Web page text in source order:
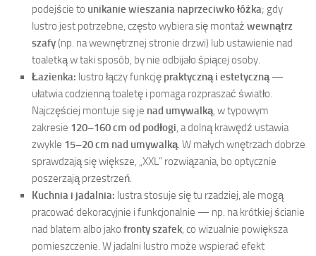
podejście to unikanie wieszania naprzeciwko łóżka; gdy
lustro jest potrzebne, często wybiera się montaż wewnątrz
szafy(np. na wewnętrznej stronie drzwi) lub ustawienie nad
toaletką w taki sposób, by nie odbijało śpiącej osoby.
Łazienka: lustro łączy funkcję praktyczną i estetyczną—
ułatwia codzienną toaletę i pomaga rozpraszać światło.
Najczęściej montuje się je nad umywalką, w typowym
zakresie 120–160 cm od podłogi, a dolną krawędź ustawia
zwykle 15–20 cm nad umywalką. W małych wnętrzach dobrze
sprawdzają się większe, „XXL” rozwiązania, bo optycznie
poszerzają przestrzeń.
Kuchnia i jadalnia: lustra stosuje się tu rzadziej, ale mogą
pracować dekoracyjnie i funkcjonalnie — np. na krótkiej ścianie
nad blatem albo jako fronty szafek, co wizualnie powiększa
pomieszczenie. W jadalni lustro może wspierać efekt